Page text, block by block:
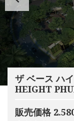
ザ ベース ハ
HEIGHT
販売価格